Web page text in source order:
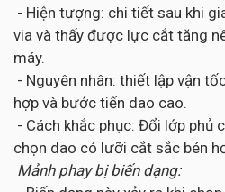
- Hiện tượng: chi tiết sau khi
via và thấy được lực cắt tăng
máy.
- Nguyên nhân: thiết lập vận
hợp và bước tiến dao cao.
- Cách khắc phục: Đổi lớp phủ
chọn dao có lưỡi cắt sắc bén
Mảnh phay bị biến dạng: